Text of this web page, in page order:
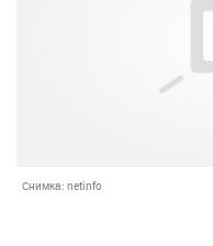
Снимка: netinfo